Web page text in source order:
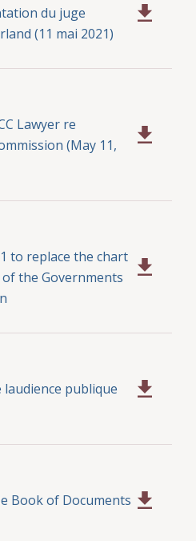
du juge
(11 mai 2021)
Lawyer re
(May 11,
to replace the chart
the Governments
publique
Book of Documents